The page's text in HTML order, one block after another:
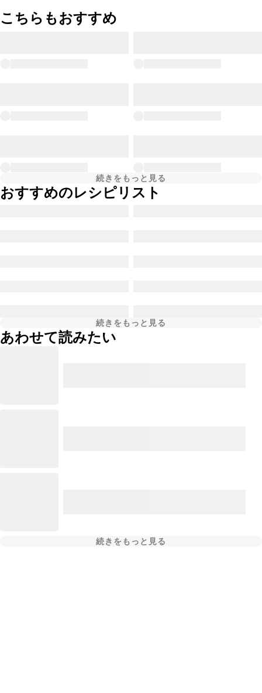
こちらもおすすめ
続きをもっと見る
おすすめのレシピリスト
続きをもっと見る
あわせて読みたい
続きをもっと見る